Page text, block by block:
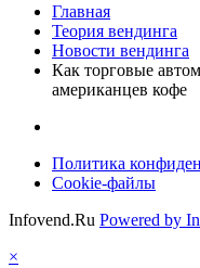
Главная
Теория вендинга
Новости вендинга
Как торговые
американцев кофе
Политика
Cookie-файлы
Infovend.Ru Powered by
×